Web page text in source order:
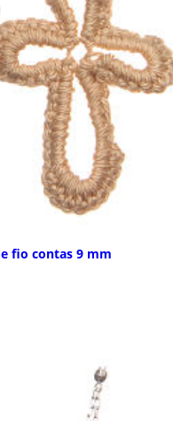
fio contas 9 mm